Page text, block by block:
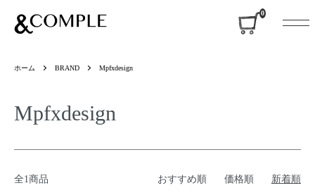
0
ホーム BRAND Mpfxdesign
Mpfxdesign
全1商品 おすすめ順 価格順 新着順